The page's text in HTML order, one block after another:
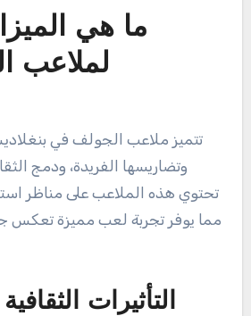
ما هي
لملاعب
تتميز ملاعب الجولف في
وتضاريسها الفريدة، ودمج
تحتوي هذه الملاعب على مناظر
مما يوفر تجربة لعب مميزة تعكس
التأثيرات